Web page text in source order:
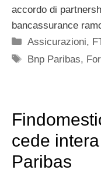
accordo di
bancassurance
Categorie
Assicurazioni,
Tag
Bnp Paribas,
cede
Paribas